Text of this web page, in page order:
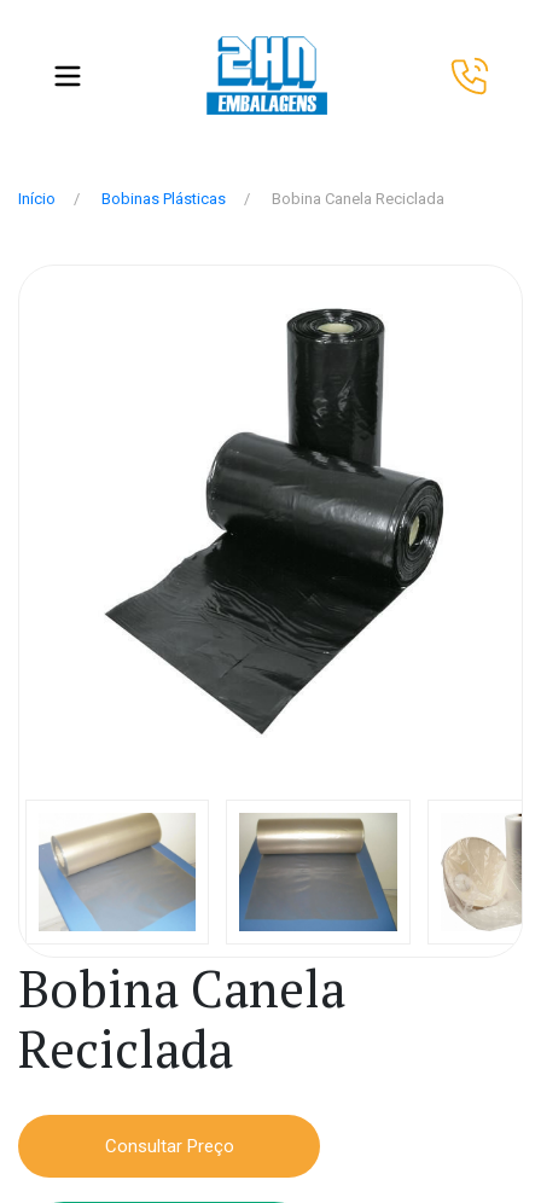
Início Bobinas Plásticas Bobina Canela Reciclada
Bobina Canela
Reciclada
Consultar Preço